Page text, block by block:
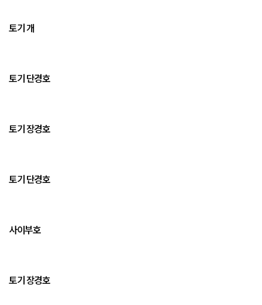
토기 개
토기 단경호
토기 장경호
토기 단경호
사이부호
토기 장경호